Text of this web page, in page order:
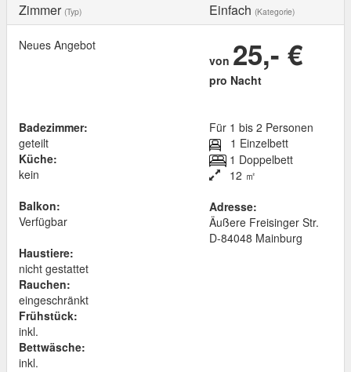
Zimmer (Typ) Einfach (Kategorie)
Neues Angebot
von 25,- €
pro Nacht
Badezimmer:
geteilt
Küche:
kein
Balkon:
Verfügbar
Haustiere:
nicht gestattet
Rauchen:
eingeschränkt
Frühstück:
inkl.
Bettwäsche:
inkl.
Für 1 bis 2 Personen
1 Einzelbett
1 Doppelbett
12 ㎡
Adresse:
Äußere Freisinger Str.
D-84048 Mainburg